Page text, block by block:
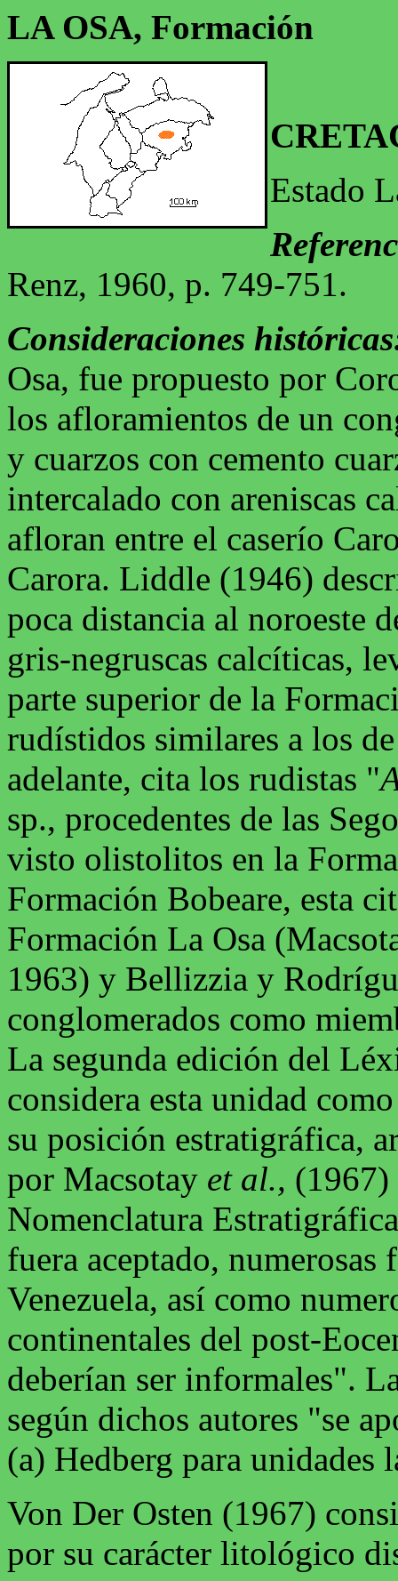
LA OSA, Formación
Estado
Renz, 1960, p. 749-751.
Consideraciones
Osa, fue propuesto por
los afloramientos de un
y cuarzos con cemento
intercalado con areniscas
afloran entre el caserío
Carora. Liddle (1946)
poca distancia al noroeste
gris-negruscas calcíticas,
parte superior de la
rudístidos similares a los
adelante, cita los rudistas "
sp., procedentes de las
visto olistolitos en la
Formación Bobeare, esta
Formación La Osa
1963) y Bellizzia y
conglomerados como
La segunda edición del
considera esta unidad
su posición estratigráfica,
por Macsotay et al., (1967)
Nomenclatura
fuera aceptado,
Venezuela, así como
continentales del post-
deberían ser informales".
según dichos autores "se
(a) Hedberg para unidades
Von Der Osten (1967)
por su carácter litológico